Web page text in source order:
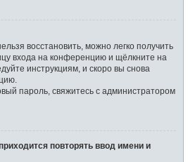
восстановить, можно легко получить
входа на конференцию и щёлкните на
инструкциям, и скоро вы снова
пароль, свяжитесь с администратором
повторять ввод имени и